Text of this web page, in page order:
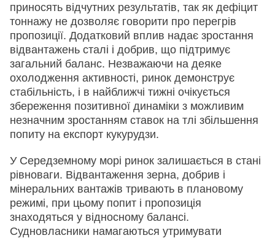
приносять відчутних результатів, так як дефіцит
тоннажу не дозволяє говорити про перегрів
пропозиції. Додатковий вплив надає зростання
відвантажень сталі і добрив, що підтримує
загальний баланс. Незважаючи на деяке
охолодження активності, ринок демонструє
стабільність, і в найближчі тижні очікується
збереження позитивної динаміки з можливим
незначним зростанням ставок на тлі збільшення
попиту на експорт кукурудзи.
У Середземному морі ринок залишається в стані
рівноваги. Відвантаження зерна, добрив і
мінеральних вантажів тривають в плановому
режимі, при цьому попит і пропозиція
знаходяться у відносному балансі.
Судновласники намагаються утримувати